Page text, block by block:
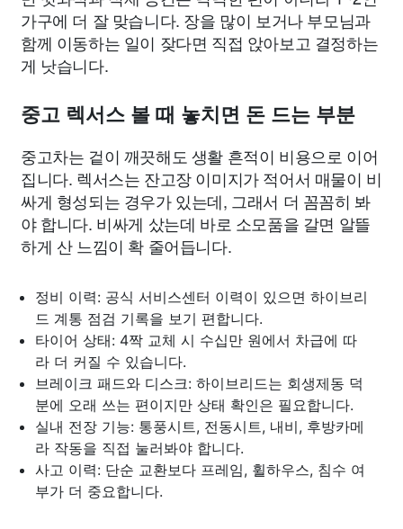
가구에 더 잘 맞습니다. 장을 많이 보거나 부모님과
함께 이동하는 일이 잦다면 직접 앉아보고 결정하는
게 낫습니다.
중고 렉서스 볼 때 놓치면 돈 드는 부분
중고차는 겉이 깨끗해도 생활 흔적이 비용으로 이어
집니다. 렉서스는 잔고장 이미지가 적어서 매물이 비
싸게 형성되는 경우가 있는데, 그래서 더 꼼꼼히 봐
야 합니다. 비싸게 샀는데 바로 소모품을 갈면 알뜰
하게 산 느낌이 확 줄어듭니다.
정비 이력: 공식 서비스센터 이력이 있으면 하이브리
드 계통 점검 기록을 보기 편합니다.
타이어 상태: 4짝 교체 시 수십만 원에서 차급에 따
라 더 커질 수 있습니다.
브레이크 패드와 디스크: 하이브리드는 회생제동 덕
분에 오래 쓰는 편이지만 상태 확인은 필요합니다.
실내 전장 기능: 통풍시트, 전동시트, 내비, 후방카메
라 작동을 직접 눌러봐야 합니다.
사고 이력: 단순 교환보다 프레임, 휠하우스, 침수 여
부가 더 중요합니다.